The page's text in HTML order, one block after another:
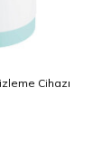
Cihazı